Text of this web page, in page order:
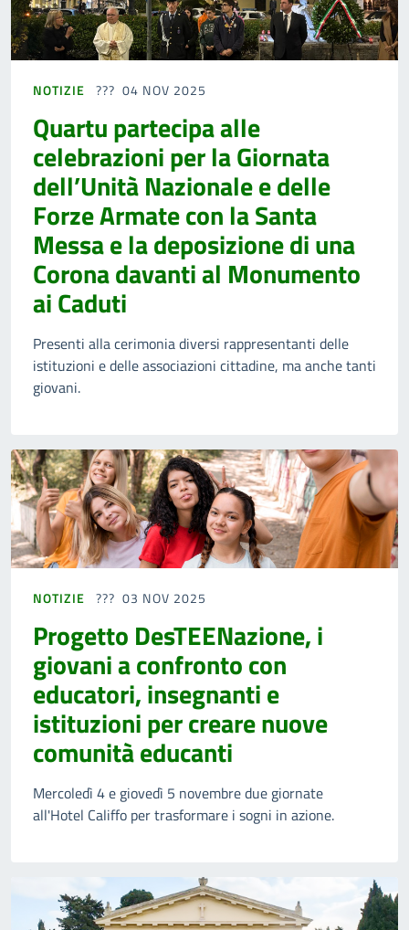
NOTIZIE 04 NOV 2025
Quartu partecipa alle
celebrazioni per la Giornata
dell’Unità Nazionale e delle
Forze Armate con la Santa
Messa e la deposizione di una
Corona davanti al Monumento
ai Caduti
Presenti alla cerimonia diversi rappresentanti delle
istituzioni e delle associazioni cittadine, ma anche tanti
giovani.
NOTIZIE 03 NOV 2025
Progetto DesTEENazione, i
giovani a confronto con
educatori, insegnanti e
istituzioni per creare nuove
comunità educanti
Mercoledì 4 e giovedì 5 novembre due giornate
all'Hotel Califfo per trasformare i sogni in azione.